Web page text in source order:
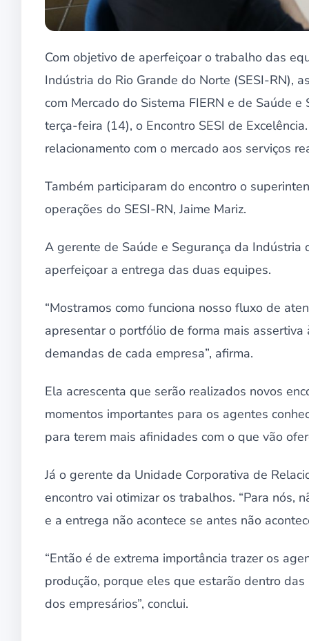
Com objetivo de aperfeiçoar o trabalho das
Indústria do Rio Grande do Norte (SESI-RN),
com Mercado do Sistema FIERN e de Saúde
terça-feira (14), o Encontro SESI de
relacionamento com o mercado aos serviços
Também participaram do encontro o
operações do SESI-RN, Jaime Mariz.
A gerente de Saúde e Segurança da Indústria
aperfeiçoar a entrega das duas equipes.
“Mostramos como funciona nosso fluxo de
apresentar o portfólio de forma mais
demandas de cada empresa”, afirma.
Ela acrescenta que serão realizados novos
momentos importantes para os agentes
para terem mais afinidades com o que vão
Já o gerente da Unidade Corporativa de
encontro vai otimizar os trabalhos. “Para nós,
e a entrega não acontece se antes não
“Então é de extrema importância trazer os
produção, porque eles que estarão dentro
dos empresários”, conclui.